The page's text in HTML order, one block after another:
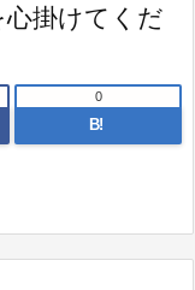
掛けてくだ
B!
0